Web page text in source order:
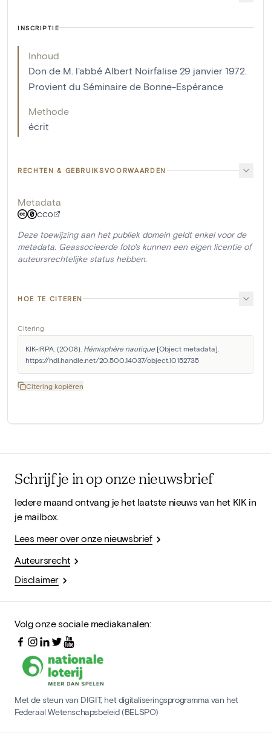
INSCRIPTIE
Inhoud
Don de M. l'abbé Albert Noirfalise 29 janvier 1972.
Provient du Séminaire de Bonne-Espérance
Methode
écrit
RECHTEN & GEBRUIKSVOORWAARDEN
Metadata
CC0
Deze toewijzing aan het publiek domein geldt enkel voor de
metadata. Geassocieerde foto's kunnen een eigen licentie of
auteursrechtelijke status hebben.
HOE TE CITEREN
Citering
KIK-IRPA. (2008). Hémisphère nautique [Object metadata].
https://hdl.handle.net/20.500.14037/object.10152735
Citering kopiëren
Schrijf je in op onze nieuwsbrief
Iedere maand ontvang je het laatste nieuws van het KIK in
je mailbox.
Lees meer over onze nieuwsbrief
Auteursrecht
Disclaimer
Volg onze sociale mediakanalen:
Met de steun van DIGIT, het digitaliseringsprogramma van het
Federaal Wetenschapsbeleid (BELSPO)